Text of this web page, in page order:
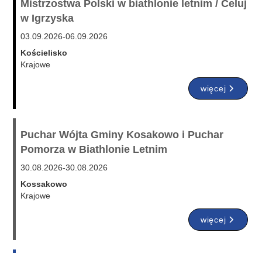
Mistrzostwa Polski w biathlonie letnim / Celuj
w Igrzyska
03.09.2026-06.09.2026
Kościelisko
Krajowe
więcej
Puchar Wójta Gminy Kosakowo i Puchar
Pomorza w Biathlonie Letnim
30.08.2026-30.08.2026
Kossakowo
Krajowe
więcej